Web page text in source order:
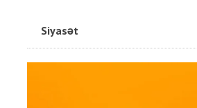
Siyasət